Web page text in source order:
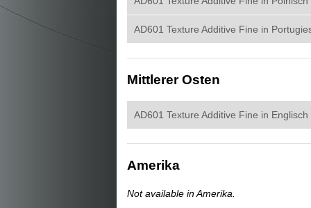
AD601 Texture Additive Fine in
Mittlerer Osten
AD601 Texture Additive Fine in Englisch
Amerika
Not available in Amerika.